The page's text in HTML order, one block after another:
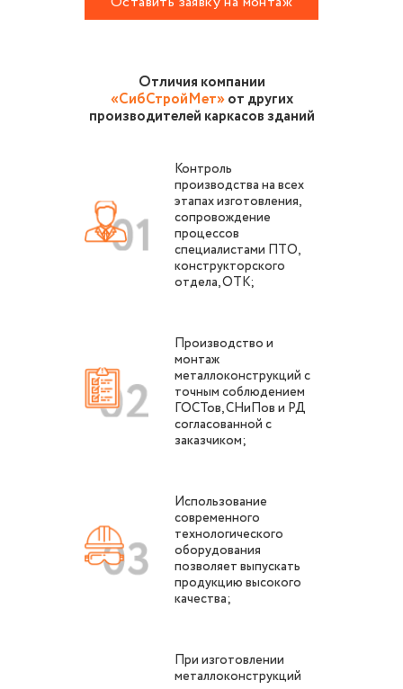
Отличия компании
«СибСтройМет»от других
производителей каркасов зданий
Контроль
производства на всех
этапах изготовления,
сопровождение
процессов
специалистами ПТО,
конструкторского
отдела, ОТК;
Производство и
монтаж
металлоконструкций с
точным соблюдением
ГОСТов, СНиПов и РД
согласованной с
заказчиком;
Использование
современного
технологического
оборудования
позволяет выпускать
продукцию высокого
качества;
При изготовлении
металлоконструкций